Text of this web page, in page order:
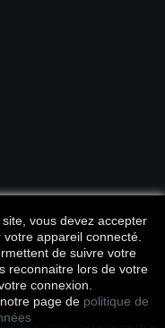
vous devez accepter
appareil connecté.
de suivre votre
reconnaitre lors de votre
connexion.
page de politique de